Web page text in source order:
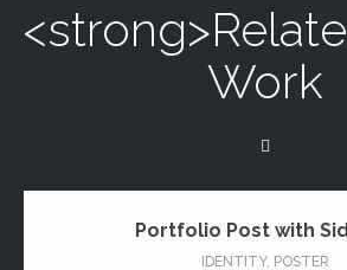
Work
Portfolio Post with
IDENTITY, POSTER